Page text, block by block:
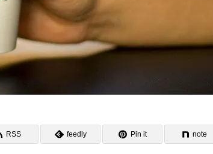
RSS feedly Pin it note